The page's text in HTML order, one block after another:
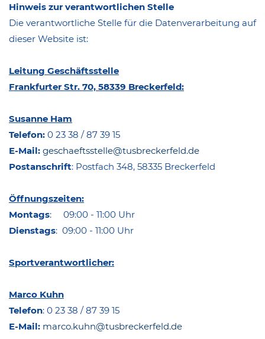
Hinweis zur verantwortlichen Stelle
Die verantwortliche Stelle für die Datenverarbeitung auf
dieser Website ist:
Leitung Geschäftsstelle
Frankfurter Str. 70, 58339 Breckerfeld:
Susanne Ham
Telefon: 0 23 38 / 87 39 15
E-Mail: geschaeftsstelle@tusbreckerfeld.de
Postanschrift: Postfach 348, 58335 Breckerfeld
Öffnungszeiten:
Montags: 09:00 - 11:00 Uhr
Dienstags: 09:00 - 11:00 Uhr
Sportverantwortlicher:
Marco Kuhn
Telefon: 0 23 38 / 87 39 15
E-Mail: marco.kuhn@tusbreckerfeld.de